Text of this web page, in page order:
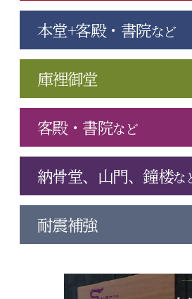
本堂+客殿・書院など
庫裡御堂
客殿・書院など
納骨堂、山門、鐘楼な
耐震補強